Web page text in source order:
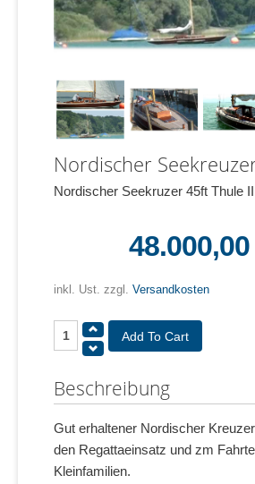
Nordischer
Nordischer Seekruzer 45ft Thule
inkl. Ust. zzgl. Versandkosten
Beschreibung
Gut erhaltener Nordischer
den Regattaeinsatz und zm
Kleinfamilien.